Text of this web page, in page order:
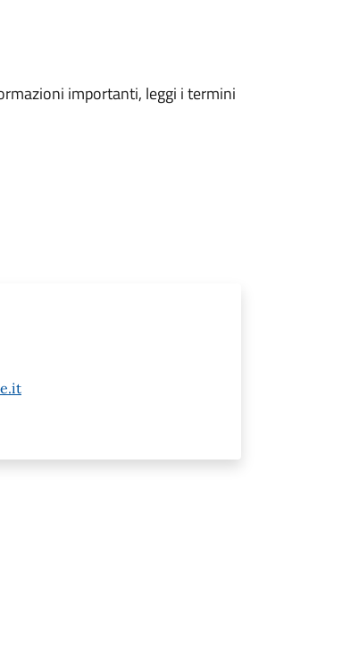
importanti, leggi i termini